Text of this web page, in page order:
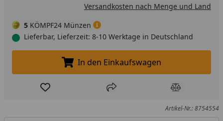
Versandkosten nach Menge und Land
5 KÖMPF24 Münzen
Lieferbar, Lieferzeit: 8-10 Werktage in Deutschland
In den Einkaufswagen legen
In den Einkaufswagen
Produkt zur Wunschliste hinzufügen
Teilen Produkt
Artikel-Nr.: 8754554